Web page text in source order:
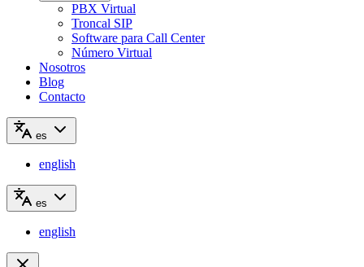
PBX Virtual
Troncal SIP
Software para Call Center
Número Virtual
Nosotros
Blog
Contacto
es
english
es
english